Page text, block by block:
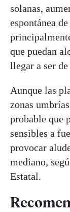
solanas,
espontánea
que puedan
llegar a ser
Aunque las
zonas
probable que
sensibles a
provocar
mediano,
Estatal.